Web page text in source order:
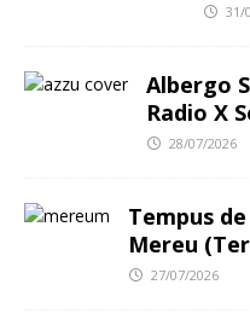
31/
Albergo
Radio X
28/07/2026
Tempus
Mereu
27/07/2026